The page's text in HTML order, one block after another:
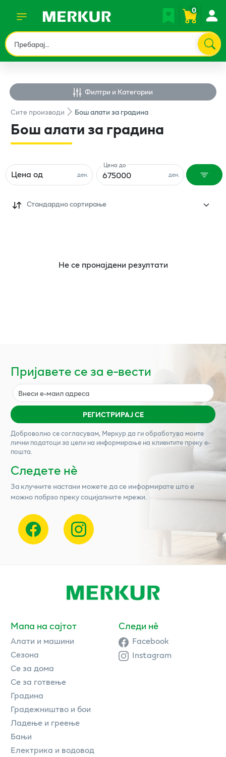
0
Филтри и Категории
Ситепроизводи Бош алати за градина
Бош алати за градина
ден.
Цена од ден.
Цена до
Стандардно сортирање
Не се пронајдени резултати
Пријавете се за е-вести
РЕГИСТРИРАЈ СЕ
Доброволно се согласувам, Меркурда ги обработува моите
лични податоци за цели на информирање на клиентите преку е-
пошта.
Следете нѐ
За клучните настани можете да се информирате што е
можно побрзо преку социјалните мрежи.
Мапа на сајтот
Алати и машини
Сезона
Се за дома
Се за готвење
Градина
Градежништво и бои
Ладење и греење
Бањи
Електрика и водовод
Следи нè
Facebook
Instagram